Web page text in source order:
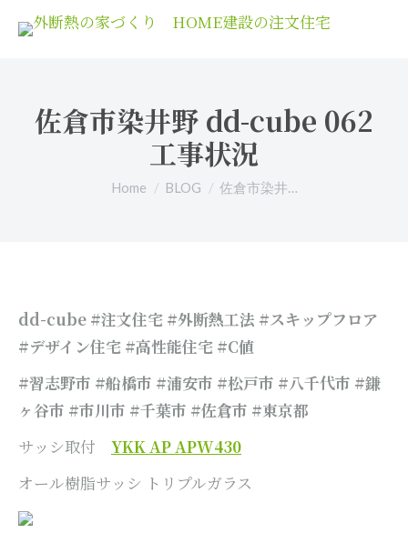
佐倉市染井野 dd-cube 062
工事状況
You are here:
Home BLOG 佐倉市染井…
dd-cube #注文住宅 #外断熱工法 #スキップフロア
#デザイン住宅 #高性能住宅 #C値
#習志野市 #船橋市 #浦安市 #松戸市 #八千代市 #鎌
ヶ谷市 #市川市 #千葉市 #佐倉市 #東京都
サッシ取付 YKK AP APW430
オール樹脂サッシ トリプルガラス